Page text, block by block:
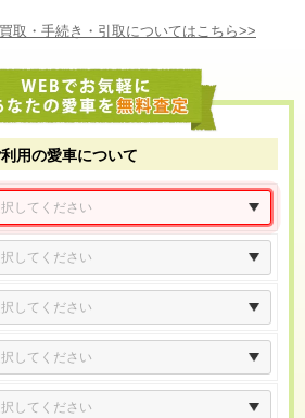
取・手続き・引取についてはこちら>>
用の愛車について